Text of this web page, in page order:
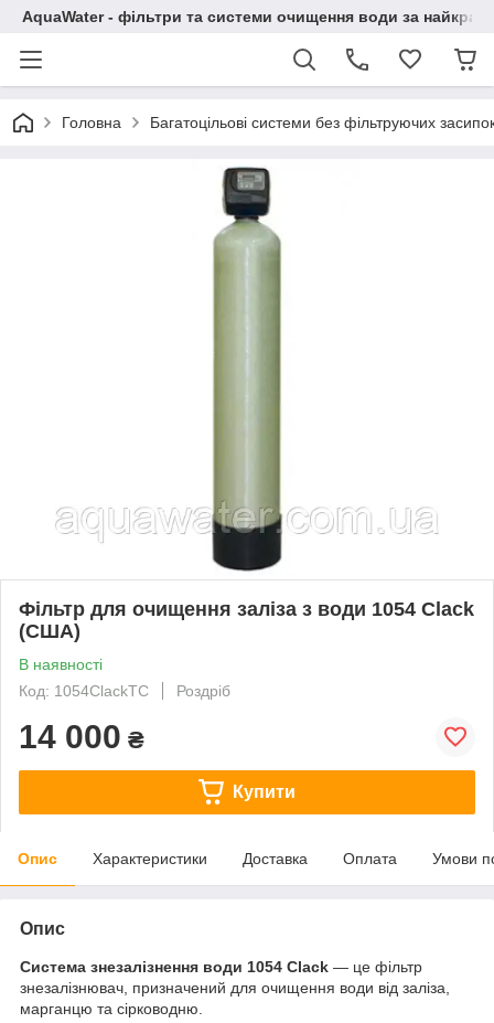
AquaWater - фільтри та системи очищення води за
Головна Багатоцільові системи без фільтруючих
Фільтр для очищення заліза з води 1054 Clack
(США)
В наявності
Код: 1054ClackTC
Роздріб
14 000 ₴
Купити
Опис Характеристики Доставка Оплата Умови
Опис
Система знезалізнення води 1054 Clack — це фільтр
знезалізнювач, призначений для очищення води від заліза,
марганцю та сірководню.